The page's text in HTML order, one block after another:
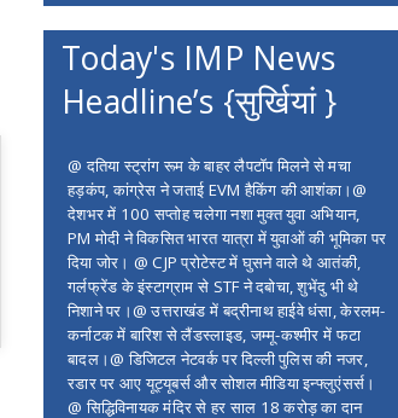
Today's IMP News
Headline’s {सुर्खियां }
@ दतिया स्ट्रांग रूम के बाहर लैपटॉप मिलने से मचा
हड़कंप, कांग्रेस ने जताई EVM हैकिंग की आशंका।@
देशभर में 100 सप्ताेह चलेगा नशा मुक्त युवा अभियान,
PM मोदी ने विकसित भारत यात्रा में युवाओं की भूमिका पर
दिया जोर। @ CJP प्रोटेस्ट में घुसने वाले थे आतंकी,
गर्लफ्रेंड के इंस्टाग्राम से STF ने दबोचा, शुभेंदु भी थे
निशाने पर।@ उत्तराखंड में बद्रीनाथ हाईवे धंसा, केरलम-
कर्नाटक में बारिश से लैंडस्लाइड, जम्मू-कश्मीर में फटा
बादल।@ डिजिटल नेटवर्क पर दिल्ली पुलिस की नजर,
रडार पर आए यूट्यूबर्स और सोशल मीडिया इन्फ्लुएंसर्स।
@ सिद्धिविनायक मंदिर से हर साल 18 करोड़ का दान